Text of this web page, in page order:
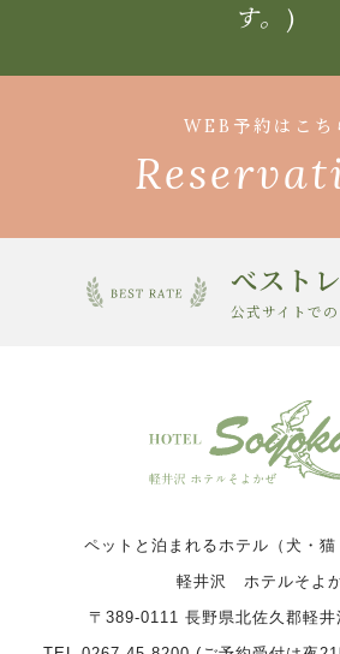
す。)
WEB予約はこち
べスト
公式サイトで
ペットと泊まれるホテル（犬・猫
軽井沢 ホテルそよ
〒389-0111 長野県北佐久郡軽